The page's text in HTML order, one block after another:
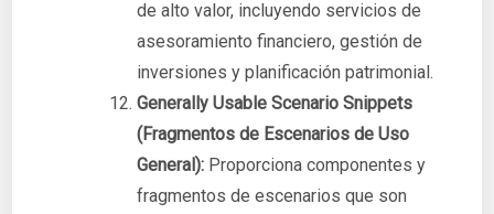
de alto valor, incluyendo servicios de
asesoramiento financiero, gestión de
inversiones y planificación patrimonial.
Generally Usable Scenario Snippets
(Fragmentos de Escenarios de Uso
General): Proporciona componentes y
fragmentos de escenarios que son